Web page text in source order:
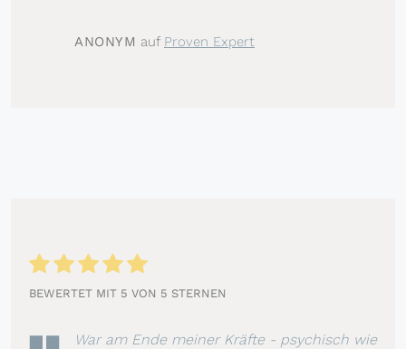
ANONYM auf Proven Expert
BEWERTET MIT 5 VON 5 STERNEN
War am Ende meiner Kräfte - psychisch wie